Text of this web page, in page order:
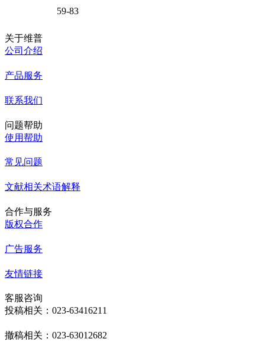
59-83
关于维普
公司介绍
产品服务
联系我们
问题帮助
使用帮助
常见问题
文献相关术语解释
合作与服务
版权合作
广告服务
友情链接
客服咨询
投稿相关：023-63416211
撤稿相关：023-63012682